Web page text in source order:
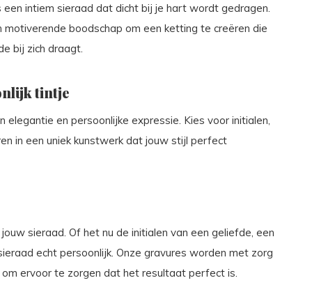
intiem sieraad dat dicht bij je hart wordt gedragen.
boodschap om een ketting te creëren die
bij zich draagt.
tintje
en persoonlijke expressie. Kies voor initialen,
in een uniek kunstwerk dat jouw stijl perfect
sieraad. Of het nu de initialen van een geliefde, een
echt persoonlijk. Onze gravures worden met zorg
ervoor te zorgen dat het resultaat perfect is.